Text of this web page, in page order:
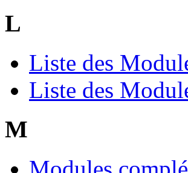
L
Liste des
Liste des
M